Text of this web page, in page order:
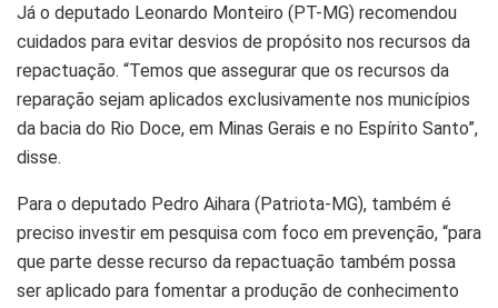
Já o deputado Leonardo Monteiro (PT-MG) recomendou
cuidados para evitar desvios de propósito nos recursos da
repactuação. “Temos que assegurar que os recursos da
reparação sejam aplicados exclusivamente nos municípios
da bacia do Rio Doce, em Minas Gerais e no Espírito Santo”,
disse.
Para o deputado Pedro Aihara (Patriota-MG), também é
preciso investir em pesquisa com foco em prevenção, “para
que parte desse recurso da repactuação também possa
ser aplicado para fomentar a produção de conhecimento